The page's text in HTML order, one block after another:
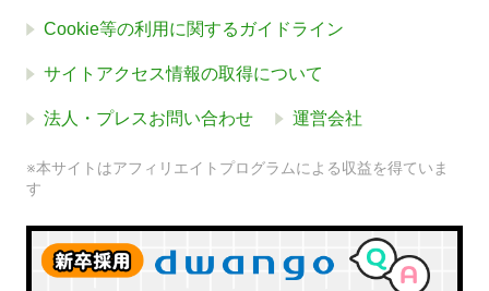
Cookie等の利用に関するガイドライン
サイトアクセス情報の取得について
法人・プレスお問い合わせ 運営会社
※本サイトはアフィリエイトプログラムによる収益を得ていま
す